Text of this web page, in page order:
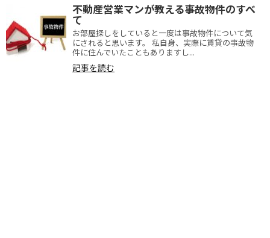
不動産営業マンが教える事故物件のすべ
て
お部屋探しをしていると一度は事故物件について気
にされると思います。 私自身、実際に賃貸の事故物
件に住んでいたこともありますし...
記事を読む